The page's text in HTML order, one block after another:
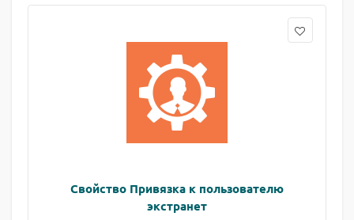
Свойство Привязка к пользователю
экстранет